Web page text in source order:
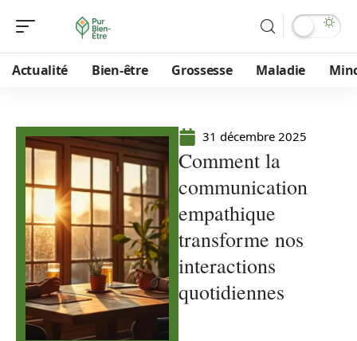
Actualité Bien-être Grossesse Maladie
31 décembre 2025
Comment la
communication
empathique
transforme nos
interactions
quotidiennes